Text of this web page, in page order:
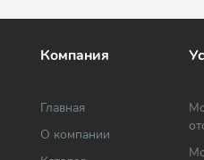
Компания
Главная
О компании